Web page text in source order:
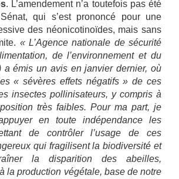
. L’amendement n’a toutefois pas été
qui s’est prononcé pour une
des néonicotinoïdes, mais sans
« L’Agence nationale de sécurité
de l’environnement et du
a émis un avis en janvier dernier, où
« sévères effets négatifs » de ces
insectes pollinisateurs, y compris à
très faibles. Pour ma part, je
en toute indépendance les
de contrôler l’usage de ces
qui fragilisent la biodiversité et
la disparition des abeilles,
la production végétale, base de notre